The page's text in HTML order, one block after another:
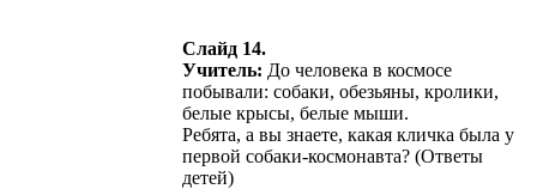
Слайд 14.
Учитель: До человека в космосе
побывали: собаки, обезьяны, кролики,
белые крысы, белые мыши.
Ребята, а вы знаете, какая кличка была у
первой собаки-космонавта? (Ответы
детей)